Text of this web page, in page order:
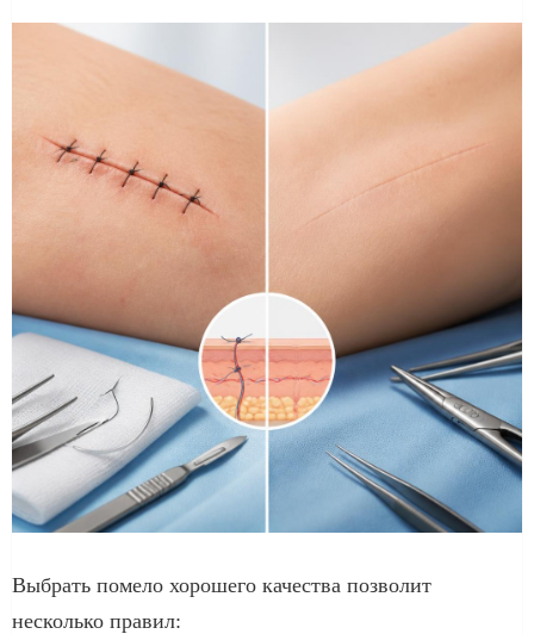
Выбрать помело хорошего качества позволит
несколько правил: